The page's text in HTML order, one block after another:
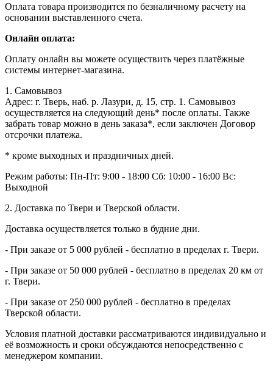
Оплата товара производится по безналичному расчету на
основании выставленного счета.
Онлайн оплата:
Оплату онлайн вы можете осуществить через платёжные
системы интернет-магазина.
1. Самовывоз
Адрес: г. Тверь, наб. р. Лазури, д. 15, стр. 1. Самовывоз
осуществляется на следующий день* после оплаты. Также
забрать товар можно в день заказа*, если заключен Договор
отсрочки платежа.
* кроме выходных и праздничных дней.
Режим работы: Пн-Пт: 9:00 - 18:00 Сб: 10:00 - 16:00 Вс:
Выходной
2. Доставка по Твери и Тверской области.
Доставка осуществляется только в будние дни.
- При заказе от 5 000 рублей - бесплатно в пределах г. Твери.
- При заказе от 50 000 рублей - бесплатно в пределах 20 км от
г. Твери.
- При заказе от 250 000 рублей - бесплатно в пределах
Тверской области.
Условия платной доставки рассматриваются индивидуально и
её возможность и сроки обсуждаются непосредственно с
менеджером компании.